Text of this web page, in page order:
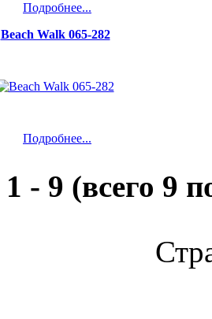
Подробнее...
Beach Walk 065-282
Подробнее...
1 - 9 (всего 9